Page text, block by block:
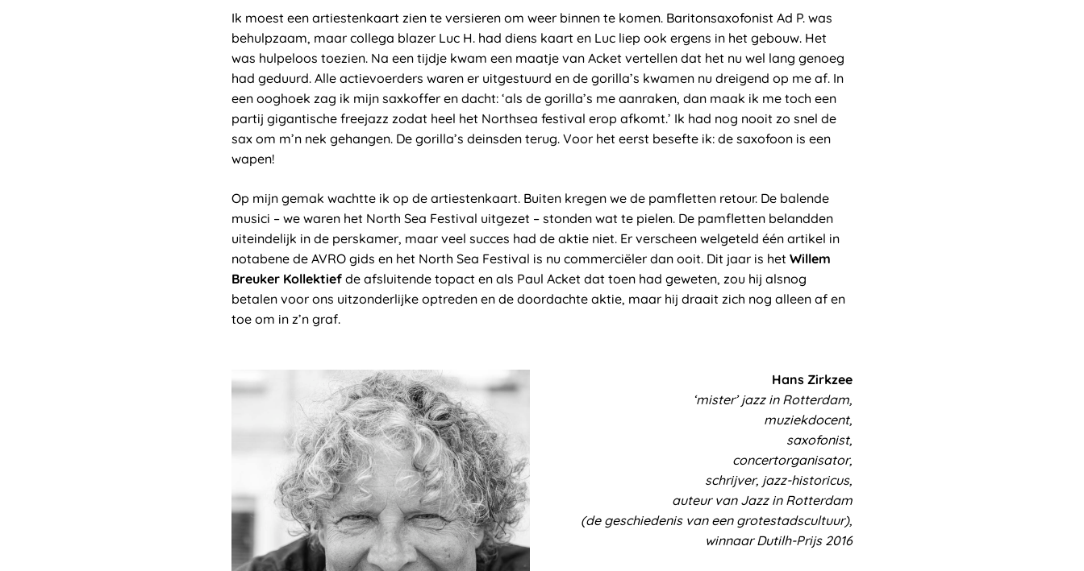
Ik moest een artiestenkaart zien te versieren om weer binnen te komen. Baritonsaxofonist Ad P. was
behulpzaam, maar collega blazer Luc H. had diens kaart en Luc liep ook ergens in het gebouw. Het
was hulpeloos toezien. Na een tijdje kwam een maatje van Acket vertellen dat het nu wel lang genoeg
had geduurd. Alle actievoerders waren er uitgestuurd en de gorilla’s kwamen nu dreigend op me af. In
een ooghoek zag ik mijn saxkoffer en dacht: ‘als de gorilla’s me aanraken, dan maak ik me toch een
partij gigantische freejazz zodat heel het Northsea festival erop afkomt.’ Ik had nog nooit zo snel de
sax om m’n nek gehangen. De gorilla’s deinsden terug. Voor het eerst besefte ik: de saxofoon is een
wapen!
Op mijn gemak wachtte ik op de artiestenkaart. Buiten kregen we de pamfletten retour. De balende
musici – we waren het North Sea Festival uitgezet – stonden wat te pielen. De pamfletten belandden
uiteindelijk in de perskamer, maar veel succes had de aktie niet. Er verscheen welgeteld één artikel in
notabene de AVRO gids en het North Sea Festival is nu commerciëler dan ooit. Dit jaar is het Willem
Breuker Kollektief de afsluitende topact en als Paul Acket dat toen had geweten, zou hij alsnog
betalen voor ons uitzonderlijke optreden en de doordachte aktie, maar hij draait zich nog alleen af en
toe om in z’n graf.
Hans Zirkzee
‘mister’ jazz in Rotterdam,
muziekdocent,
saxofonist,
concertorganisator,
schrijver, jazz-historicus,
auteur van Jazz in Rotterdam
(de geschiedenis van een grotestadscultuur),
winnaar Dutilh-Prijs 2016